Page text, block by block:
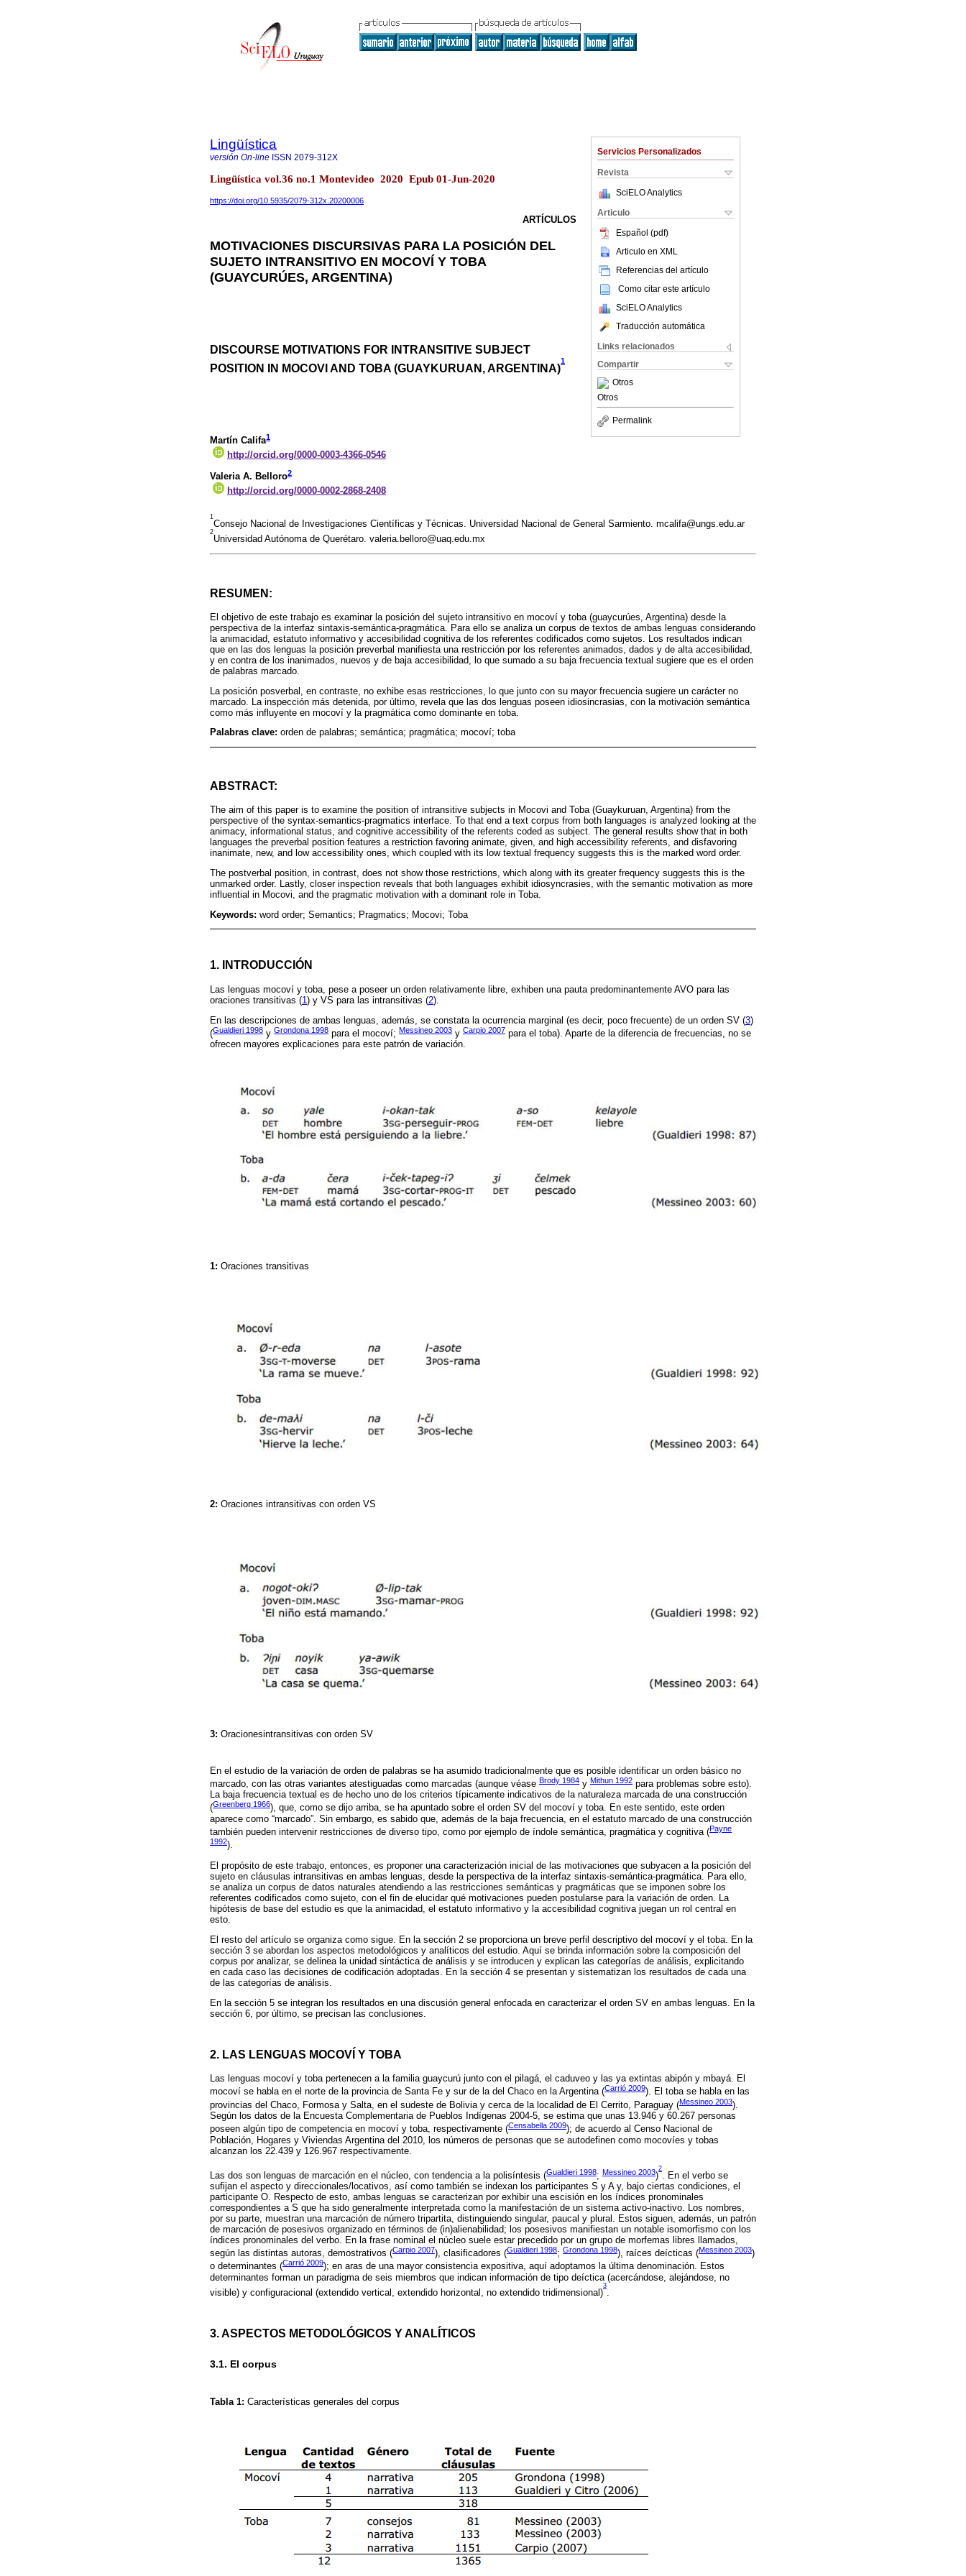
Servicios Personalizados
Revista
SciELO Analytics
Articulo
Español (pdf)
Articulo en XML
Referencias del artículo
Como citar este artículo
SciELO Analytics
Traducción automática
Links relacionados
Compartir
Otros
Otros
Permalink
Lingüística
versión On-line ISSN 2079-312X
Lingüística vol.36 no.1 Montevideo 2020 Epub 01-Jun-2020
https://doi.org/10.5935/2079-312x.20200006
ARTÍCULOS
MOTIVACIONES DISCURSIVAS PARA LA POSICIÓN DEL
SUJETO INTRANSITIVO EN MOCOVÍ Y TOBA
(GUAYCURÚES, ARGENTINA)
DISCOURSE MOTIVATIONS FOR INTRANSITIVE SUBJECT
POSITION IN MOCOVI AND TOBA (GUAYKURUAN, ARGENTINA)
1
Martín Califa1
http://orcid.org/0000-0003-4366-0546
Valeria A. Belloro2
http://orcid.org/0000-0002-2868-2408
1
Consejo Nacional de Investigaciones Científicas y Técnicas. Universidad Nacional de General Sarmiento. mcalifa@ungs.edu.ar
2
Universidad Autónoma de Querétaro. valeria.belloro@uaq.edu.mx
RESUMEN:
El objetivo de este trabajo es examinar la posición del sujeto intransitivo en mocoví y toba (guaycurúes, Argentina) desde la
perspectiva de la interfaz sintaxis-semántica-pragmática. Para ello se analiza un corpus de textos de ambas lenguas considerando
la animacidad, estatuto informativo y accesibilidad cognitiva de los referentes codificados como sujetos. Los resultados indican
que en las dos lenguas la posición preverbal manifiesta una restricción por los referentes animados, dados y de alta accesibilidad,
y en contra de los inanimados, nuevos y de baja accesibilidad, lo que sumado a su baja frecuencia textual sugiere que es el orden
de palabras marcado.
La posición posverbal, en contraste, no exhibe esas restricciones, lo que junto con su mayor frecuencia sugiere un carácter no
marcado. La inspección más detenida, por último, revela que las dos lenguas poseen idiosincrasias, con la motivación semántica
como más influyente en mocoví y la pragmática como dominante en toba.
Palabras clave: orden de palabras; semántica; pragmática; mocoví; toba
ABSTRACT:
The aim of this paper is to examine the position of intransitive subjects in Mocovi and Toba (Guaykuruan, Argentina) from the
perspective of the syntax-semantics-pragmatics interface. To that end a text corpus from both languages is analyzed looking at the
animacy, informational status, and cognitive accessibility of the referents coded as subject. The general results show that in both
languages the preverbal position features a restriction favoring animate, given, and high accessibility referents, and disfavoring
inanimate, new, and low accessibility ones, which coupled with its low textual frequency suggests this is the marked word order.
The postverbal position, in contrast, does not show those restrictions, which along with its greater frequency suggests this is the
unmarked order. Lastly, closer inspection reveals that both languages exhibit idiosyncrasies, with the semantic motivation as more
influential in Mocovi, and the pragmatic motivation with a dominant role in Toba.
Keywords: word order; Semantics; Pragmatics; Mocovi; Toba
1. INTRODUCCIÓN
Las lenguas mocoví y toba, pese a poseer un orden relativamente libre, exhiben una pauta predominantemente AVO para las
oraciones transitivas (1) y VS para las intransitivas (2).
En las descripciones de ambas lenguas, además, se constata la ocurrencia marginal (es decir, poco frecuente) de un orden SV (3)
(Gualdieri 1998 y Grondona 1998 para el mocoví; Messineo 2003 y Carpio 2007 para el toba). Aparte de la diferencia de frecuencias, no se
ofrecen mayores explicaciones para este patrón de variación.
1: Oraciones transitivas
2: Oraciones intransitivas con orden VS
3: Oracionesintransitivas con orden SV
En el estudio de la variación de orden de palabras se ha asumido tradicionalmente que es posible identificar un orden básico no
marcado, con las otras variantes atestiguadas como marcadas (aunque véase Brody 1984 y Mithun 1992 para problemas sobre esto).
La baja frecuencia textual es de hecho uno de los criterios típicamente indicativos de la naturaleza marcada de una construcción
(Greenberg 1966), que, como se dijo arriba, se ha apuntado sobre el orden SV del mocoví y toba. En este sentido, este orden
aparece como “marcado”. Sin embargo, es sabido que, además de la baja frecuencia, en el estatuto marcado de una construcción
también pueden intervenir restricciones de diverso tipo, como por ejemplo de índole semántica, pragmática y cognitiva (Payne
1992).
El propósito de este trabajo, entonces, es proponer una caracterización inicial de las motivaciones que subyacen a la posición del
sujeto en cláusulas intransitivas en ambas lenguas, desde la perspectiva de la interfaz sintaxis-semántica-pragmática. Para ello,
se analiza un corpus de datos naturales atendiendo a las restricciones semánticas y pragmáticas que se imponen sobre los
referentes codificados como sujeto, con el fin de elucidar qué motivaciones pueden postularse para la variación de orden. La
hipótesis de base del estudio es que la animacidad, el estatuto informativo y la accesibilidad cognitiva juegan un rol central en
esto.
El resto del artículo se organiza como sigue. En la sección 2 se proporciona un breve perfil descriptivo del mocoví y el toba. En la
sección 3 se abordan los aspectos metodológicos y analíticos del estudio. Aquí se brinda información sobre la composición del
corpus por analizar, se delinea la unidad sintáctica de análisis y se introducen y explican las categorías de análisis, explicitando
en cada caso las decisiones de codificación adoptadas. En la sección 4 se presentan y sistematizan los resultados de cada una
de las categorías de análisis.
En la sección 5 se integran los resultados en una discusión general enfocada en caracterizar el orden SV en ambas lenguas. En la
sección 6, por último, se precisan las conclusiones.
2. LAS LENGUAS MOCOVÍ Y TOBA
Las lenguas mocoví y toba pertenecen a la familia guaycurú junto con el pilagá, el caduveo y las ya extintas abipón y mbayá. El
mocoví se habla en el norte de la provincia de Santa Fe y sur de la del Chaco en la Argentina (Carrió 2009). El toba se habla en las
provincias del Chaco, Formosa y Salta, en el sudeste de Bolivia y cerca de la localidad de El Cerrito, Paraguay (Messineo 2003).
Según los datos de la Encuesta Complementaria de Pueblos Indígenas 2004-5, se estima que unas 13.946 y 60.267 personas
poseen algún tipo de competencia en mocoví y toba, respectivamente (Censabella 2009); de acuerdo al Censo Nacional de
Población, Hogares y Viviendas Argentina del 2010, los números de personas que se autodefinen como mocovíes y tobas
alcanzan los 22.439 y 126.967 respectivamente.
Las dos son lenguas de marcación en el núcleo, con tendencia a la polisíntesis (Gualdieri 1998; Messineo 2003)
2
. En el verbo se
sufijan el aspecto y direccionales/locativos, así como también se indexan los participantes S y A y, bajo ciertas condiciones, el
participante O. Respecto de esto, ambas lenguas se caracterizan por exhibir una escisión en los índices pronominales
correspondientes a S que ha sido generalmente interpretada como la manifestación de un sistema activo-inactivo. Los nombres,
por su parte, muestran una marcación de número tripartita, distinguiendo singular, paucal y plural. Estos siguen, además, un patrón
de marcación de posesivos organizado en términos de (in)alienabilidad; los posesivos manifiestan un notable isomorfismo con los
índices pronominales del verbo. En la frase nominal el núcleo suele estar precedido por un grupo de morfemas libres llamados,
según las distintas autoras, demostrativos (Carpio 2007), clasificadores (Gualdieri 1998; Grondona 1998), raíces deícticas (Messineo 2003)
o determinantes (Carrió 2009); en aras de una mayor consistencia expositiva, aquí adoptamos la última denominación. Estos
determinantes forman un paradigma de seis miembros que indican información de tipo deíctica (acercándose, alejándose, no
visible) y configuracional (extendido vertical, extendido horizontal, no extendido tridimensional)
3
3. ASPECTOS METODOLÓGICOS Y ANALÍTICOS
3.1. El corpus
Tabla 1: Características generales del corpus